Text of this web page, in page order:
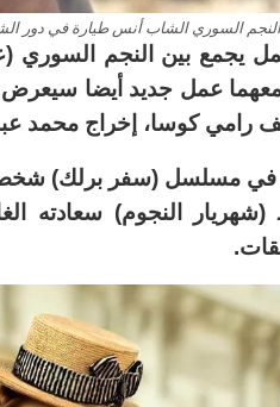
النجم السوري الشاب أنس طيارة في دور
يجمع بين النجم السوري
عمل جديد أيضا
رامي كوسا، إخراج محمد
في مسلسل (سفر برلك)
(شهريار النجوم) سعادته